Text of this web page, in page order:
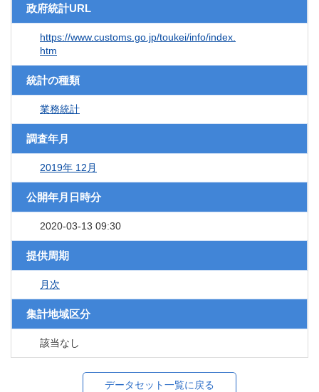
政府統計URL
https://www.customs.go.jp/toukei/info/index.
htm
統計の種類
業務統計
調査年月
2019年 12月
公開年月日時分
2020-03-13 09:30
提供周期
月次
集計地域区分
該当なし
データセット一覧に戻る